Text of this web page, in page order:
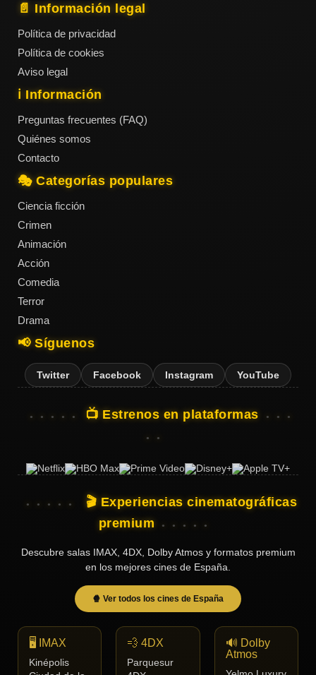
📄 Información legal
Política de privacidad
Política de cookies
Aviso legal
ℹ️ Información
Preguntas frecuentes (FAQ)
Quiénes somos
Contacto
🎭 Categorías populares
Ciencia ficción
Crimen
Animación
Acción
Comedia
Terror
Drama
📢 Síguenos
Twitter Facebook Instagram YouTube
📺 Estrenos en plataformas
🎬 Experiencias cinematográficas
premium
Descubre salas IMAX, 4DX, Dolby Atmos y formatos premium
en los mejores cines de España.
🍿 Ver todos los cines de España
🖥️ IMAX
Kinépolis
💨 4DX
Parquesur
🔊 Dolby
Atmos